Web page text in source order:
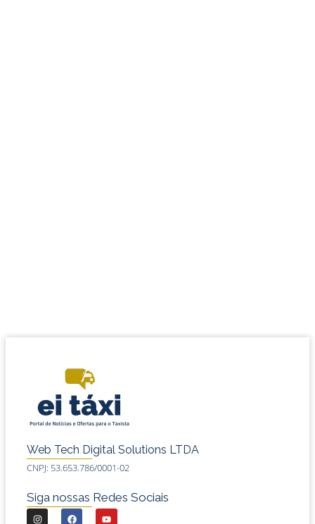
Web Tech Digital Solutions LTDA
CNPJ: 53.653.786/0001-02
Siga nossas Redes Sociais
I
F
Y